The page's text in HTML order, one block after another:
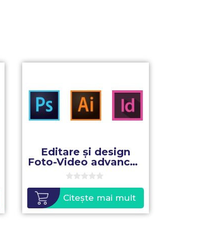
Editare și design
Foto-Video advanced
– adulți
0
o
u
t
o
Citește mai mult